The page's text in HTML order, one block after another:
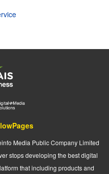
Media Public Company Limited
stops developing the best digital
that including products and